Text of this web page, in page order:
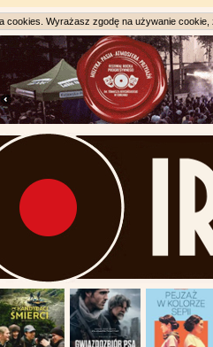
cookies. Wyrażasz zgodę na używanie